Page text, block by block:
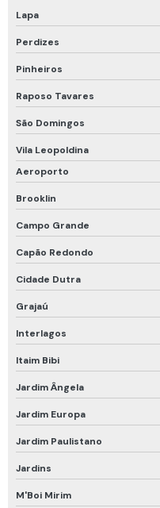
Proteção respiratória drager
Proteção respiratória para
Proteção respiratória para
Proteção respiratória para
Recarga de cilindro de ar
Respirador de fuga
Respirador de fuga com filtro
Respirador facial inteira
Respirador motorizado drager
Respirador motorizado epi
Respirador purificador de ar
Respirador semi facial com
Respirador semi facial com filtro
Respirador semi facial com
Respirador semi facial para
Lapa
Perdizes
Pinheiros
Raposo Tavares
São Domingos
Vila Leopoldina
Aeroporto
Brooklin
Campo Grande
Capão Redondo
Cidade Dutra
Grajaú
Interlagos
Itaim Bibi
Jardim Ângela
Jardim Europa
Jardim Paulistano
Jardins
M'Boi Mirim